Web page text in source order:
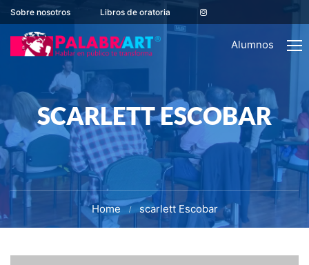
Sobre nosotros Libros de oratoria
Alumnos
SCARLETT ESCOBAR
Home scarlett Escobar